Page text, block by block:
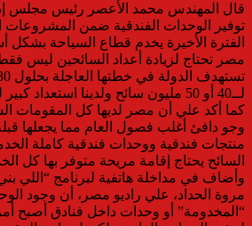
قال المهندس محمد الأعصر رئيس مجلس
توفير الوحدات الفندقية ضمن المشروعات
الفترة الأخيرة يخدم قطاع السياحة
لــ40 أو 50 مليون سائح ولدينا استعداد كبير لهذا بالفعل.
كما أكد علي أن مصر لديها كل المقومات
وجو دافئ أغلب فصول العام مما يجعلها
منتجات فندقية ووحدات فندقية كاملة
السائح يحتاج إقامة مريحة متوفر بها كل
وأضاف في مداخلة هاتفية لبرنامج “اللي
مروة الحداد، علي راديو مصر، أن وجود
“المخدومة” أو وحدات داخل فنادق أصبح